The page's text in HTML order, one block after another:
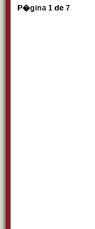
P�gina 1 de 7